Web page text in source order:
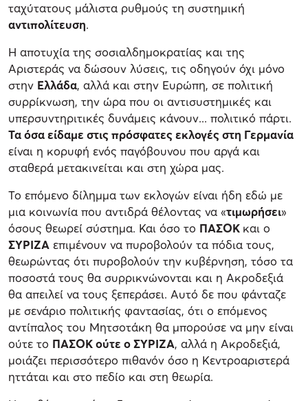
ταχύτατους μάλιστα ρυθμούς τη συστημική
αντιπολίτευση.
Η αποτυχία της σοσιαλδημοκρατίας και της
Αριστεράς να δώσουν λύσεις, τις οδηγούν όχι μόνο
στην Ελλάδα, αλλά και στην Ευρώπη, σε πολιτική
συρρίκνωση, την ώρα που οι αντισυστημικές και
υπερσυντηριτικές δυνάμεις κάνουν... πολιτικό πάρτι.
Τα όσα είδαμε στις πρόσφατες εκλογές στη Γερμανία
είναι η κορυφή ενός παγόβουνου που αργά και
σταθερά μετακινείται και στη χώρα μας.
Το επόμενο δίλημμα των εκλογών είναι ήδη εδώ με
μια κοινωνία που αντιδρά θέλοντας να «τιμωρήσει»
όσους θεωρεί σύστημα. Και όσο το ΠΑΣΟΚ και ο
ΣΥΡΙΖΑ επιμένουν να πυροβολούν τα πόδια τους,
θεωρώντας ότι πυροβολούν την κυβέρνηση, τόσο τα
ποσοστά τους θα συρρικνώνονται και η Ακροδεξιά
θα απειλεί να τους ξεπεράσει. Αυτό δε που φάνταζε
με σενάριο πολιτικής φαντασίας, ότι ο επόμενος
αντίπαλος του Μητσοτάκη θα μπορούσε να μην είναι
ούτε το ΠΑΣΟΚ ούτε ο ΣΥΡΙΖΑ, αλλά η Ακροδεξιά,
μοιάζει περισσότερο πιθανόν όσο η Κεντροαριστερά
ηττάται και στο πεδίο και στη θεωρία.